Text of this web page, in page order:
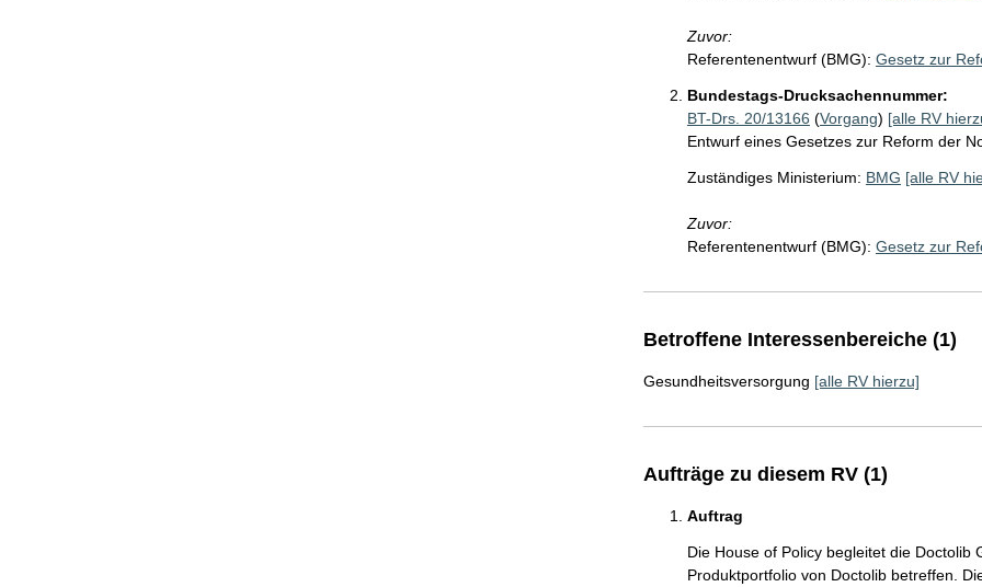
Zuvor:
Referentenentwurf (BMG): Gesetz zur
Bundestags-Drucksachennummer:
BT-Drs. 20/13166 (Vorgang) [alle RV
Entwurf eines Gesetzes zur Reform der
Zuständiges Ministerium: BMG [alle RV
Zuvor:
Referentenentwurf (BMG): Gesetz zur
Betroffene Interessenbereiche (1)
Gesundheitsversorgung [alle RV hierzu]
Aufträge zu diesem RV (1)
Auftrag
Die House of Policy begleitet die Doctolib
Produktportfolio von Doctolib betreffen.